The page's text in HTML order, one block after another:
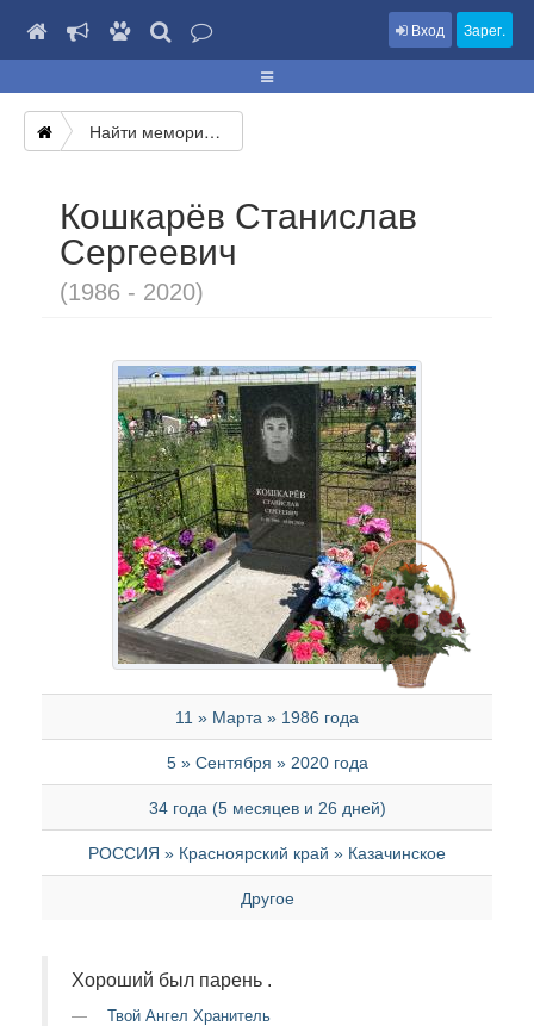
Вход Зарег.
Найти мемориал
Кошкарёв Станислав
Сергеевич
(1986 - 2020)
11 » Марта » 1986 года
5 » Сентября » 2020 года
34 года (5 месяцев и 26 дней)
РОССИЯ » Красноярский край » Казачинское
Другое
Хороший был парень .
Твой Ангел Хранитель